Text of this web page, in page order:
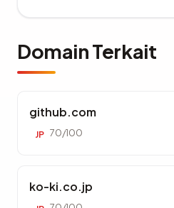
Domain Terkait
github.com
JP 70/100
ko-ki.co.jp